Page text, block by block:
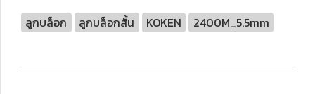
ลูกบล็อก ลูกบล็อกสั้น KOKEN 2400M_5.5mm